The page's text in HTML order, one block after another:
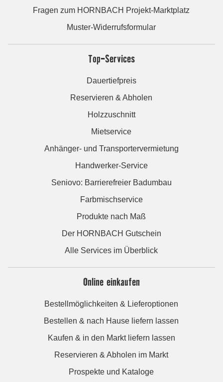
Fragen zum HORNBACH Projekt-Marktplatz
Muster-Widerrufsformular
Top-Services
Dauertiefpreis
Reservieren & Abholen
Holzzuschnitt
Mietservice
Anhänger- und Transportervermietung
Handwerker-Service
Seniovo: Barrierefreier Badumbau
Farbmischservice
Produkte nach Maß
Der HORNBACH Gutschein
Alle Services im Überblick
Online einkaufen
Bestellmöglichkeiten & Lieferoptionen
Bestellen & nach Hause liefern lassen
Kaufen & in den Markt liefern lassen
Reservieren & Abholen im Markt
Prospekte und Kataloge